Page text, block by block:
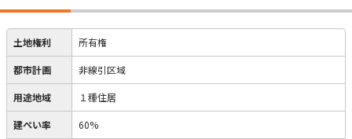
土地権利 所有権
都市計画 非線引区域
用途地域 １種住居
建ぺい率 60%